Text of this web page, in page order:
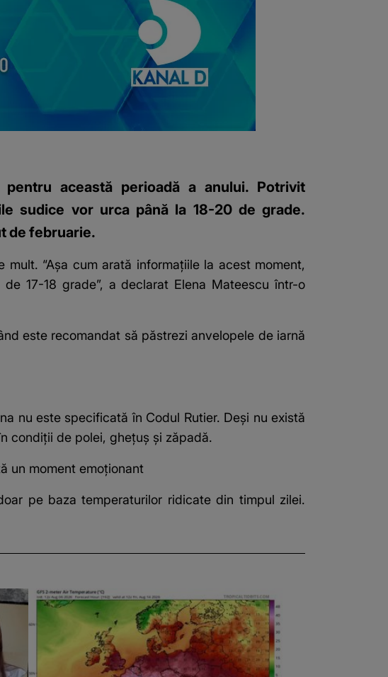
această perioadă a anului. Potrivit
sudice vor urca până la 18-20 de grade.
de februarie.
“Așa cum arată informațiile la acest moment,
17-18 grade”, a declarat Elena Mateescu într-o
este recomandat să păstrezi anvelopele de iarnă
nu este specificată în Codul Rutier. Deși nu există
condiții de polei, ghețuș și zăpadă.
un moment emoționant
pe baza temperaturilor ridicate din timpul zilei.